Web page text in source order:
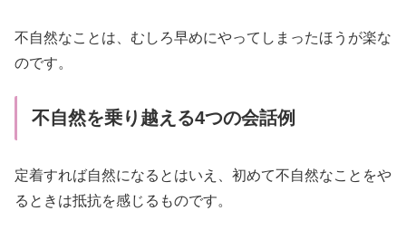
不自然なことは、むしろ早めにやってしまったほうが楽な
のです。
不自然を乗り越える4つの会話例
定着すれば自然になるとはいえ、初めて不自然なことをや
るときは抵抗を感じるものです。